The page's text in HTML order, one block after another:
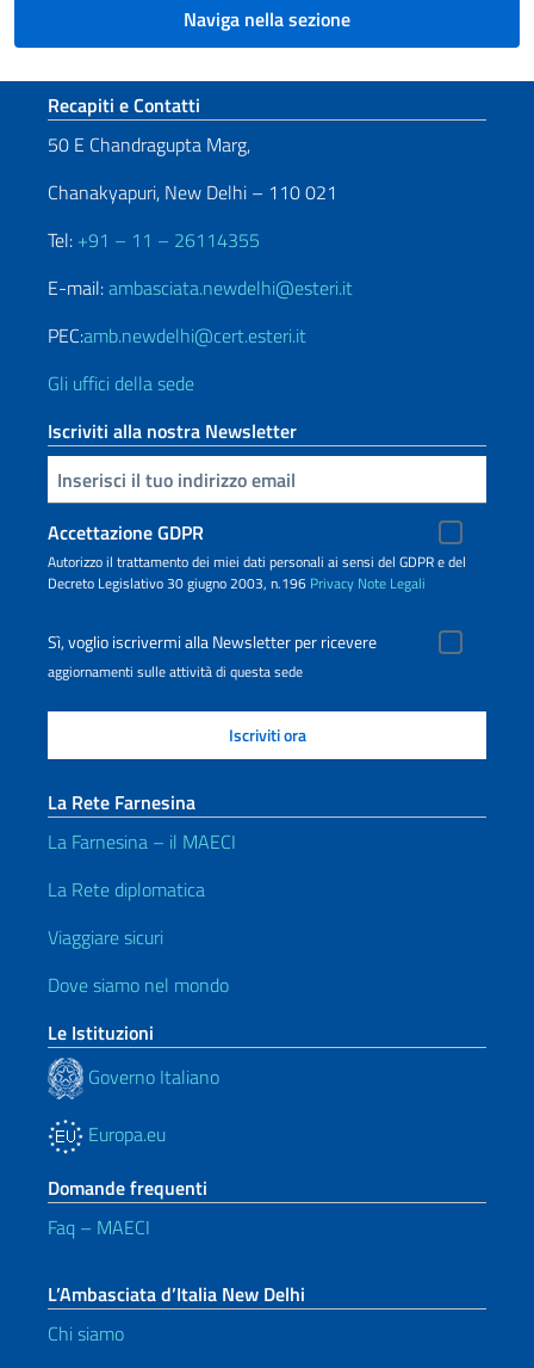
Naviga nella sezione
Sezione footer
Recapiti e Contatti
50 E Chandragupta Marg,
Chanakyapuri, New Delhi – 110 021
Tel: +91 – 11 – 26114355
E-mail:ambasciata.newdelhi@esteri.it
PEC:amb.newdelhi@cert.esteri.it
Gli uffici della sede
Iscriviti alla nostra Newsletter
Inserisci la tua email
Accettazione GDPR
Autorizzo il trattamento dei miei dati personali ai sensi del GDPR e del
Decreto Legislativo 30 giugno 2003, n.196 Privacy Note Legali
Sì, voglio iscrivermi alla Newsletter per ricevere
aggiornamenti sulle attività di questa sede
La Rete Farnesina
La Farnesina – il MAECI
La Rete diplomatica
Viaggiare sicuri
Dove siamo nel mondo
Le Istituzioni
Governo Italiano
Europa.eu
Domande frequenti
Faq – MAECI
L’Ambasciata d’Italia New Delhi
Chi siamo